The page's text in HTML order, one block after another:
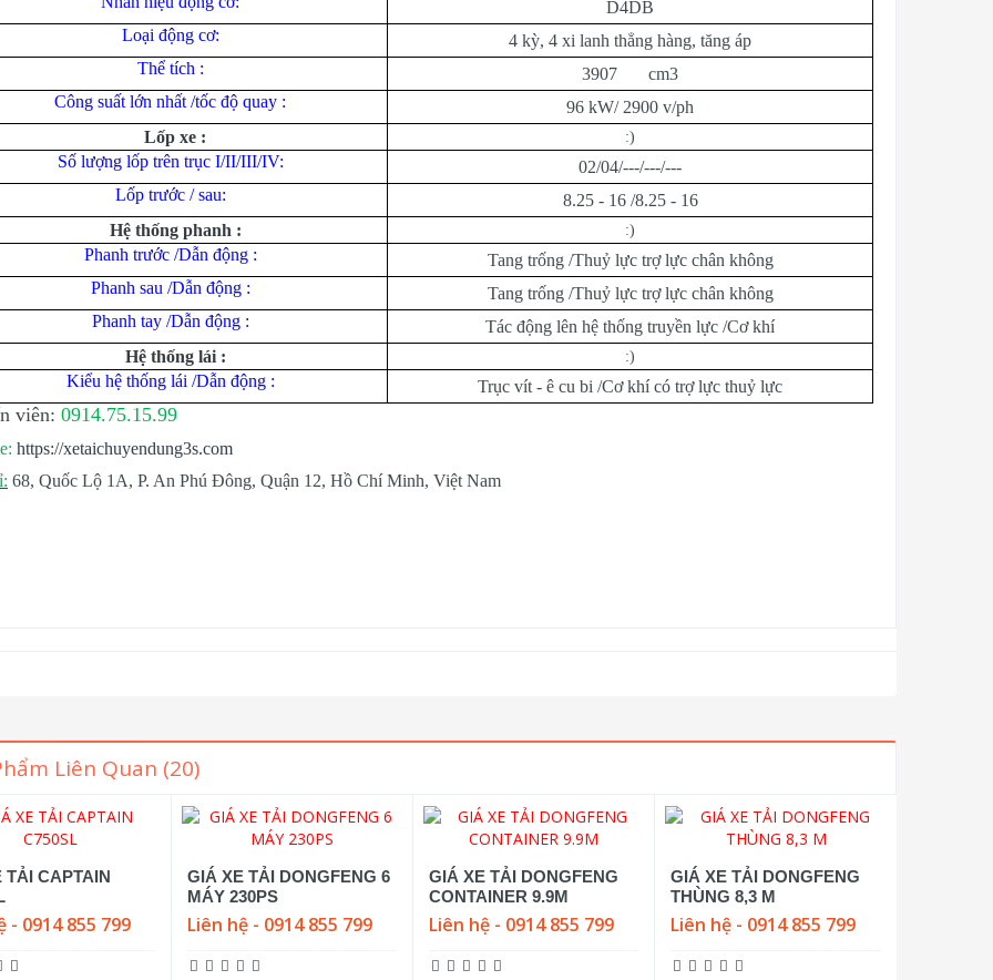
D4DB
Loại động cơ:
4 kỳ, 4 xi lanh thẳng hàng, tăng áp
Thể tích :
3907 cm3
Công suất lớn nhất /tốc độ quay :
96 kW/ 2900 v/ph
Lốp xe :
:)
Số lượng lốp trên trục I/II/III/IV:
02/04/---/---/---
Lốp trước / sau:
8.25 - 16 /8.25 - 16
Hệ thống phanh :
:)
Phanh trước /Dẫn động :
Tang trống /Thuỷ lực trợ lực chân không
Phanh sau /Dẫn động :
Tang trống /Thuỷ lực trợ lực chân không
Phanh tay /Dẫn động :
Tác động lên hệ thống truyền lực /Cơ khí
Hệ thống lái :
:)
Kiểu hệ thống lái /Dẫn động : Trục vít - ê cu bi /Cơ khí có trợ lực thuỷ lực
n viên: 0914.75.15.99
https://xetaichuyendung3s.com
68, Quốc Lộ 1A, P. An Phú Đông, Quận 12, Hồ Chí Minh, Việt Nam
Liên Quan (20)
TẢI CAPTAIN
- 0914 855 799
GIÁ XE TẢI DONGFENG 6
MÁY 230PS
Liên hệ - 0914 855 799
GIÁ XE TẢI DONGFENG
CONTAINER 9.9M
Liên hệ - 0914 855 799
GIÁ XE TẢI DONGFENG
THÙNG 8,3 M
Liên hệ - 0914 855 799